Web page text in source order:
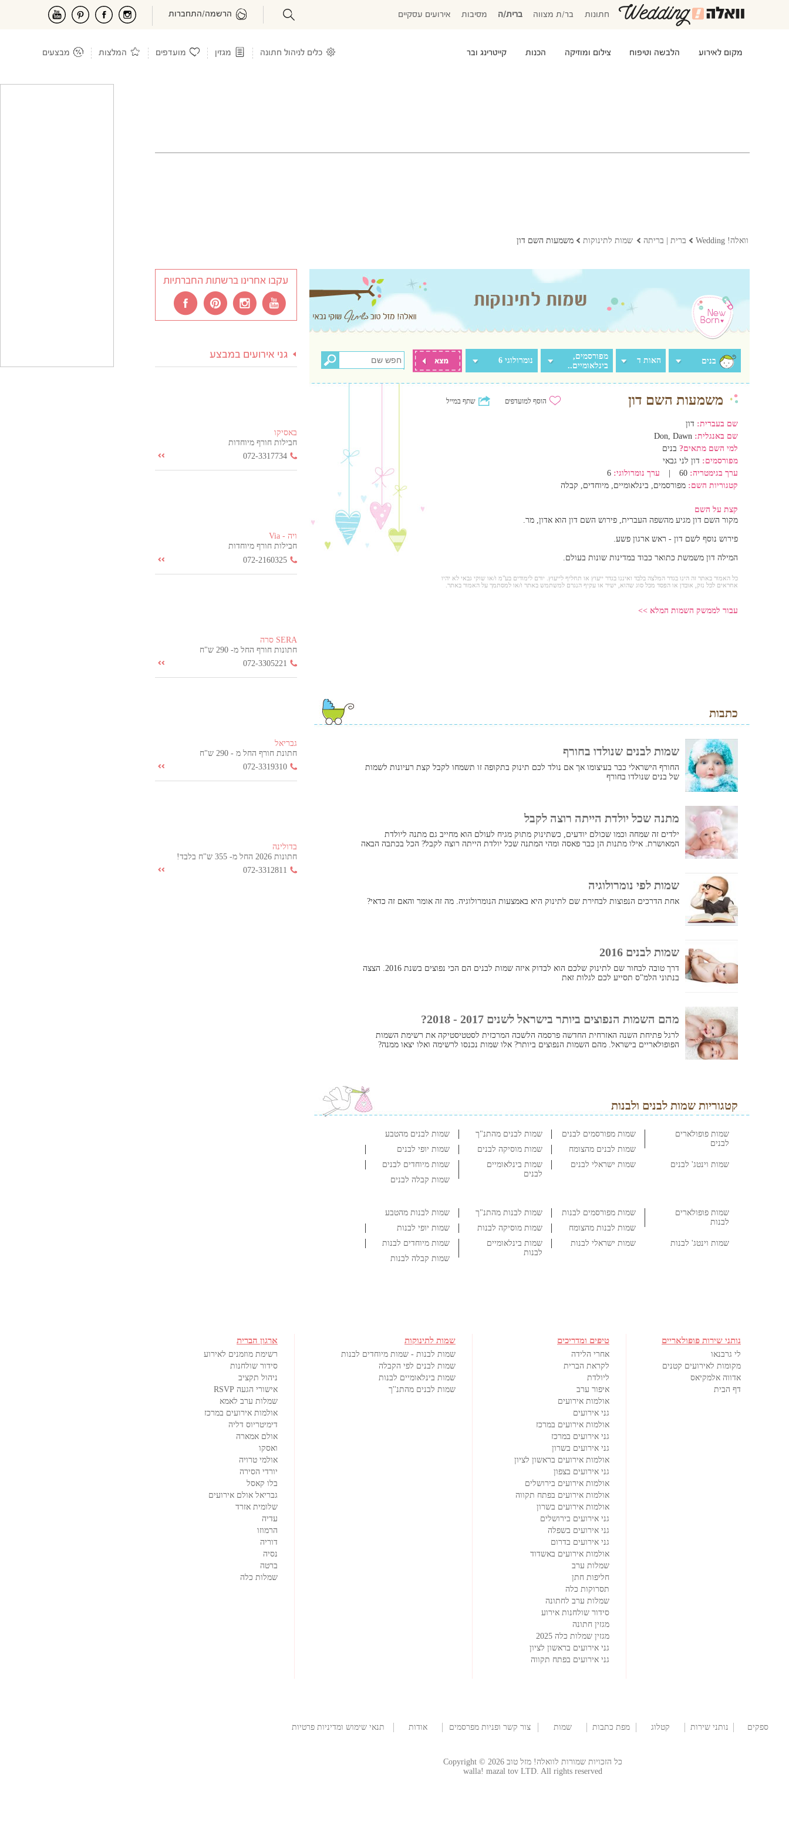
חתונות בר/ת מצווה ברית/ה מסיבות אירועים עסקיים הרשמה/התחברות
מקום לאירוע הלבשה וטיפוח צילום ומוזיקה הכנות קייטרינג ובר כלים לניהול חתונה מגזין מועדפים המלצות מבצעים
וואלה! Wedding ברית | בריתה שמות לתינוקות משמעות השם דון
בנים האות ד
מפורסמים,
בינלאומיים..
נומרולוגי 6
שתף במייל הוסף למועדפים משמעות השם דון
שם בעברית: דון
שם באנגלית: Don, Dawn
למי השם מתאים? בנים
מפורסמים: דון לני גבאי
ערך בגימטריה: 60 ערך נומרולוגי: 6
קטגוריות השם: מפורסמים, בינלאומיים, מיוחדים, קבלה
קצת על השם
מקור השם דון מגיע מהשפה העברית, פירוש השם דון הוא אדון, מר.
פירוש נוסף לשם דון - ראש ארגון פשע.
המילה דון משמשת כתואר כבוד במדינות שונות בעולם.
כל האמור באתר זה הינו בגדר המלצה בלבד ואיננו בגדר ייעוץ או תחליף לייעוץ. יורם לימודים בע"מ ו/או שוקי גבאי לא יהיו
אחראים לכל נזק, אובדן או הפסד מכל סוג שהוא, ישיר או עקיף הנגרם למשתמש באתר ו/או למסתמך על האמור באתר.
עבור לממשק השמות המלא >>
כתבות
שמות לבנים שנולדו בחורף
החורף הישראלי כבר בעיצומו אך אם נולד לכם תינוק בתקופה זו תשמחו לקבל קצת רעיונות לשמות
של בנים שנולדו בחורף
מתנה שכל יולדת הייתה רוצה לקבל
ילדים זה שמחה וכמו שכולם יודעים, כשתינוק מתוק מגיח לעולם הוא מחייב גם מתנה ליולדת
המאושרת. אילו מתנות הן כבר פאסה ומהי המתנה שכל יולדת הייתה רוצה לקבל? הכל בכתבה הבאה
שמות לפי נומרולוגיה
אחת הדרכים הנפוצות לבחירת שם לתינוק היא באמצעות הנומרולוגיה. מה זה אומר והאם זה כדאי?
שמות לבנים 2016
דרך טובה לבחור שם לתינוק שלכם הוא לבדוק איזה שמות לבנים הם הכי נפוצים בשנת 2016. הצצה
בנתוני הלמ"ס תסייע לכם לגלות זאת
מהם השמות הנפוצים ביותר בישראל לשנים 2017 - 2018?
לרגל פתיחת השנה האזרחית החדשה פרסמה הלשכה המרכזית לסטטיסטיקה את רשימת השמות
הפופולאריים בישראל. מהם השמות הנפוצים ביותר? אלו שמות נכנסו לרשימה ואלו יצאו ממנה?
קטגוריות שמות לבנים ולבנות
שמות פופולארים
לבנים
שמות מפורסמים לבנים שמות לבנים מהתנ"ך
שמות לבנים מהטבע
שמות לבנים מהצומח
שמות מוסיקה לבנים
שמות יופי לבנים
שמות וינטג' לבנים
שמות ישראלי לבנים
שמות בינלאומיים
לבנים
שמות מיוחדים לבנים
שמות קבלה לבנים
שמות פופולארים
לבנות
שמות מפורסמים לבנות שמות לבנות מהתנ"ך
שמות לבנות מהטבע
שמות לבנות מהצומח
שמות מוסיקה לבנות
שמות יופי לבנות
שמות וינטג' לבנות
שמות ישראלי לבנות
שמות בינלאומיים
לבנות
שמות מיוחדים לבנות
שמות קבלה לבנות
עקבו אחרינו ברשתות החברתיות
גני אירועים במבצע
באסיקו
חבילות חורף מיוחדות
072-3317734
ויה - Via
חבילות חורף מיוחדות
072-2160325
SERA סרה
חתונות חורף החל מ- 290 ש"ח
072-3305221
גבריאל
חתונת חורף החל מ - 290 ש"ח
072-3319310
בדולינה
חתונות 2026 החל מ- 355 ש"ח בלבד!
072-3312811
נותני שירות פופולאריים
לי גרבנאו
מקומות לאירועים קטנים
אדווה אלמקיאס
דף הבית
טיפים ומדריכים
אחרי הלידה
לקראת הברית
ליולדת
איפור ערב
אולמות אירועים
גני אירועים
אולמות אירועים במרכז
גני אירועים במרכז
גני אירועים בשרון
אולמות אירועים בראשון לציון
גני אירועים בצפון
אולמות אירועים בירושלים
אולמות אירועים בפתח תקווה
אולמות אירועים בשרון
גני אירועים בירושלים
גני אירועים בשפלה
גני אירועים בדרום
אולמות אירועים באשדוד
שמלות ערב
חליפות חתן
תסרוקות כלה
שמלות ערב לחתונה
סידור שולחנות אירוע
מגזין חתונה
מגזין שמלות כלה 2025
גני אירועים בראשון לציון
גני אירועים בפתח תקווה
שמות לתינוקות
שמות לבנות - שמות מיוחדים לבנות
שמות לבנים לפי הקבלה
שמות בינלאומיים לבנות
שמות לבנים מהתנ''ך
ארגון הברית
רשימת מוזמנים לאירוע
סידור שולחנות
ניהול תקציב
אישורי הגעה RSVP
שמלות ערב לאמא
אולמות אירועים במרכז
דימיטריוס דליה
אולם אמארה
ואסקו
אולמי טרויה
יורדי הסירה
בלו קאסל
גבריאל אולם אירועים
שלומית אזרד
עדיה
הרמוזו
דוריה
נסיה
ברטה
שמלות כלה
ספקים
נותני שירות
קטלוג
מפת כתבות
שמות
צור קשר ופניות מפרסמים
אודות
תנאי שימוש ומדיניות פרטיות
כל הזכויות שמורות לוואלה! מזל טוב Copyright © 2026
walla! mazal tov LTD. All rights reserved